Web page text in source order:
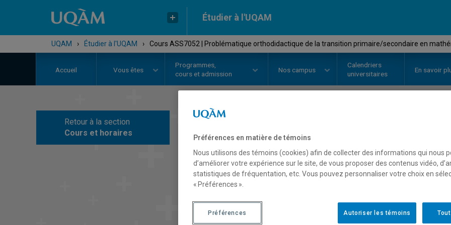
Étudier à l'UQAM
UQAM › Étudier à l'UQAM › Cours ASS7052 | Problématique orthodidactique de la transition primaire/secondaire en
Accueil Vous êtes
Programmes,
cours et admission
Nos campus
Calendriers
universitaires
En savoir
Retour à la section
Cours et horaires
COURS// ASS7052
transition primaire/
mathématiques
Description Horaire - Été 2026
Préférences en matière de témoins
Nous utilisons des témoins (cookies) afin de collecter des informations qui nous
d’améliorer votre expérience sur le site, de vous proposer des contenus vidéo,
statistiques de fréquentation, etc. Vous pouvez personnaliser votre choix en
« Préférences ».
Autoriser les témoins
Préférences